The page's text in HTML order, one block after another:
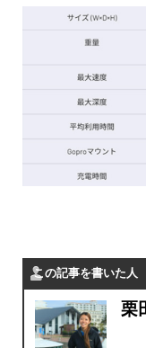
この記事を書いた人
栗